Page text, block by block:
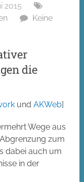
2015
Keine
die
undAKWeb]
Wege aus
zum
dabei auch um
in der